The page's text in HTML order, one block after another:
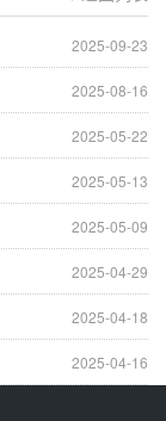
2025-09-23
2025-08-16
2025-05-22
2025-05-13
2025-05-09
2025-04-29
2025-04-18
2025-04-16